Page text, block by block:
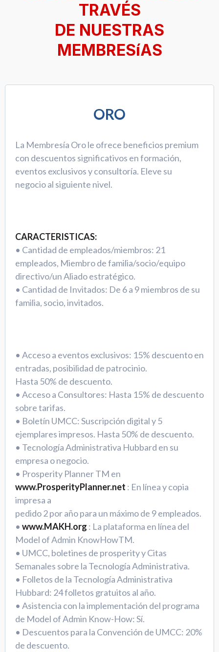
TRAVÉS
DE NUESTRAS
MEMBRESíAS
ORO
La Membresía Oro le ofrece beneficios premium
con descuentos significativos en formación,
eventos exclusivos y consultoría. Eleve su
negocio al siguiente nivel.
CARACTERISTICAS:
• Cantidad de empleados/miembros: 21
empleados, Miembro de familia/socio/equipo
directivo/un Aliado estratégico.
• Cantidad de Invitados: De 6 a 9 miembros de su
familia, socio, invitados.
• Acceso a eventos exclusivos: 15% descuento en
entradas, posibilidad de patrocinio.
Hasta 50% de descuento.
• Acceso a Consultores: Hasta 15% de descuento
sobre tarifas.
• Boletín UMCC: Suscripción digital y 5
ejemplares impresos. Hasta 50% de descuento.
• Tecnología Administrativa Hubbard en su
empresa o negocio.
• Prosperity Planner TM en
www.ProsperityPlanner.net : En línea y copia
impresa a
pedido 2 por año para un máximo de 9 empleados.
• www.MAKH.org : La plataforma en línea del
Model of Admin KnowHowTM.
• UMCC, boletines de prosperity y Citas
Semanales sobre la Tecnología Administrativa.
• Folletos de la Tecnología Administrativa
Hubbard: 24 folletos gratuitos al año.
• Asistencia con la implementación del programa
de Model of Admin Know-How: Sí.
• Descuentos para la Convención de UMCC: 20%
de descuento.